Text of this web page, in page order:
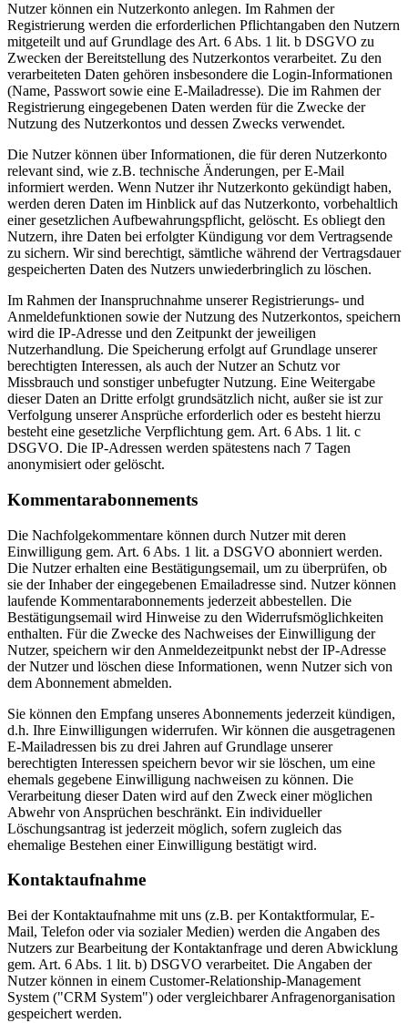
Nutzer können ein Nutzerkonto anlegen. Im Rahmen der
Registrierung werden die erforderlichen Pflichtangaben den Nutzern
mitgeteilt und auf Grundlage des Art. 6 Abs. 1 lit. b DSGVO zu
Zwecken der Bereitstellung des Nutzerkontos verarbeitet. Zu den
verarbeiteten Daten gehören insbesondere die Login-Informationen
(Name, Passwort sowie eine E-Mailadresse). Die im Rahmen der
Registrierung eingegebenen Daten werden für die Zwecke der
Nutzung des Nutzerkontos und dessen Zwecks verwendet.
Die Nutzer können über Informationen, die für deren Nutzerkonto
relevant sind, wie z.B. technische Änderungen, per E-Mail
informiert werden. Wenn Nutzer ihr Nutzerkonto gekündigt haben,
werden deren Daten im Hinblick auf das Nutzerkonto, vorbehaltlich
einer gesetzlichen Aufbewahrungspflicht, gelöscht. Es obliegt den
Nutzern, ihre Daten bei erfolgter Kündigung vor dem Vertragsende
zu sichern. Wir sind berechtigt, sämtliche während der Vertragsdauer
gespeicherten Daten des Nutzers unwiederbringlich zu löschen.
Im Rahmen der Inanspruchnahme unserer Registrierungs- und
Anmeldefunktionen sowie der Nutzung des Nutzerkontos, speichern
wird die IP-Adresse und den Zeitpunkt der jeweiligen
Nutzerhandlung. Die Speicherung erfolgt auf Grundlage unserer
berechtigten Interessen, als auch der Nutzer an Schutz vor
Missbrauch und sonstiger unbefugter Nutzung. Eine Weitergabe
dieser Daten an Dritte erfolgt grundsätzlich nicht, außer sie ist zur
Verfolgung unserer Ansprüche erforderlich oder es besteht hierzu
besteht eine gesetzliche Verpflichtung gem. Art. 6 Abs. 1 lit. c
DSGVO. Die IP-Adressen werden spätestens nach 7 Tagen
anonymisiert oder gelöscht.
Kommentarabonnements
Die Nachfolgekommentare können durch Nutzer mit deren
Einwilligung gem. Art. 6 Abs. 1 lit. a DSGVO abonniert werden.
Die Nutzer erhalten eine Bestätigungsemail, um zu überprüfen, ob
sie der Inhaber der eingegebenen Emailadresse sind. Nutzer können
laufende Kommentarabonnements jederzeit abbestellen. Die
Bestätigungsemail wird Hinweise zu den Widerrufsmöglichkeiten
enthalten. Für die Zwecke des Nachweises der Einwilligung der
Nutzer, speichern wir den Anmeldezeitpunkt nebst der IP-Adresse
der Nutzer und löschen diese Informationen, wenn Nutzer sich von
dem Abonnement abmelden.
Sie können den Empfang unseres Abonnements jederzeit kündigen,
d.h. Ihre Einwilligungen widerrufen. Wir können die ausgetragenen
E-Mailadressen bis zu drei Jahren auf Grundlage unserer
berechtigten Interessen speichern bevor wir sie löschen, um eine
ehemals gegebene Einwilligung nachweisen zu können. Die
Verarbeitung dieser Daten wird auf den Zweck einer möglichen
Abwehr von Ansprüchen beschränkt. Ein individueller
Löschungsantrag ist jederzeit möglich, sofern zugleich das
ehemalige Bestehen einer Einwilligung bestätigt wird.
Kontaktaufnahme
Bei der Kontaktaufnahme mit uns (z.B. per Kontaktformular, E-
Mail, Telefon oder via sozialer Medien) werden die Angaben des
Nutzers zur Bearbeitung der Kontaktanfrage und deren Abwicklung
gem. Art. 6 Abs. 1 lit. b) DSGVO verarbeitet. Die Angaben der
Nutzer können in einem Customer-Relationship-Management
System ("CRM System") oder vergleichbarer Anfragenorganisation
gespeichert werden.